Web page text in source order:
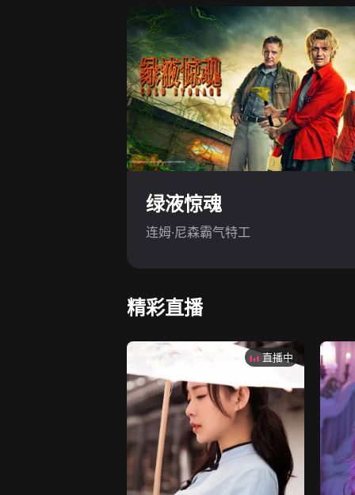
绿液惊魂
连姆·尼森霸气特工
精彩直播
直播中